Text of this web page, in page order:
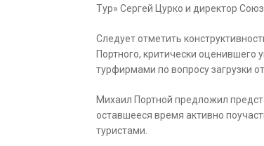
Тур» Сергей Цурко и директор
Следует отметить
Портного, критически оценившего
турфирмами по вопросу загрузки
Михаил Портной предложил
оставшееся время активно
туристами.